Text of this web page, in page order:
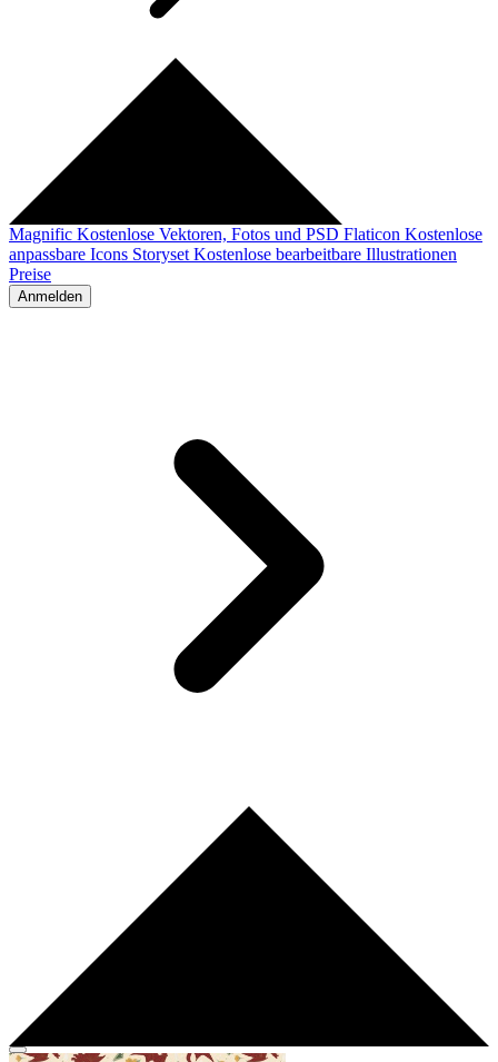
Magnific Kostenlose Vektoren, Fotos und PSD Flaticon Kostenlose
anpassbare Icons Storyset Kostenlose bearbeitbare Illustrationen
Preise
Anmelden